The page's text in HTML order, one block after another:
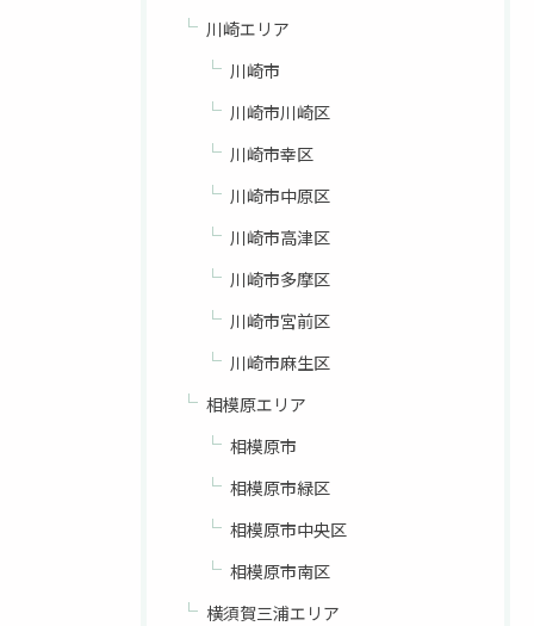
川崎エリア
川崎市
川崎市川崎区
川崎市幸区
川崎市中原区
川崎市高津区
川崎市多摩区
川崎市宮前区
川崎市麻生区
相模原エリア
相模原市
相模原市緑区
相模原市中央区
相模原市南区
横須賀三浦エリア